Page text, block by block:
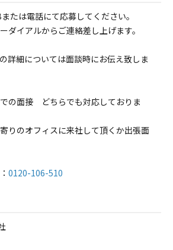
たは電話にて応募してください。
ダイアルからご連絡差し上げます。
詳細については面談時にお伝え致しま
の面接 どちらでも対応しておりま
りのオフィスに来社して頂くか出張面
0120-106-510